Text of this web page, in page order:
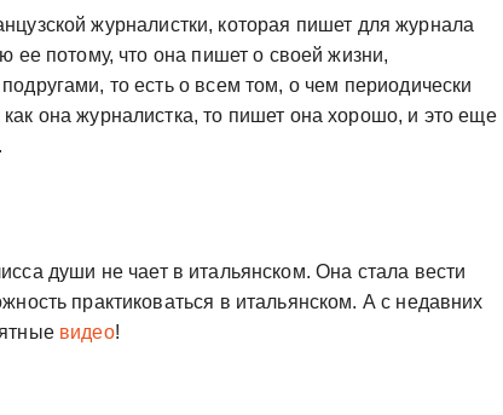
журналистки, которая пишет для журнала
ее потому, что она пишет о своей жизни,
то есть о всем том, о чем периодически
она журналистка, то пишет она хорошо, и это еще
души не чает в итальянском. Она стала вести
практиковаться в итальянском. А с недавних
видео!